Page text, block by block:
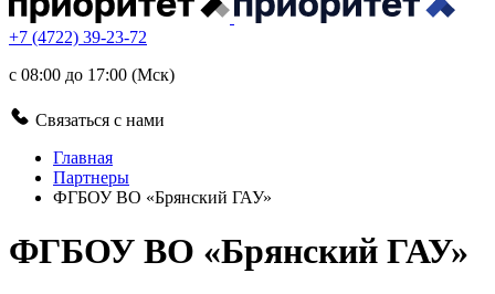
+7 (4722) 39-23-72
с 08:00 до 17:00 (Мск)
Связаться с нами
Главная
Партнеры
ФГБОУ ВО «Брянский ГАУ»
ФГБОУ ВО «Брянский ГАУ»